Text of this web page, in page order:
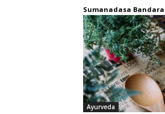
Sumanadasa Bandara
Ayurveda